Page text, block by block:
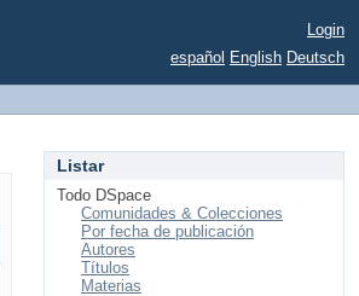
Login
español English Deutsch
Listar
Todo DSpace
Comunidades & Colecciones
Por fecha de publicación
Autores
Títulos
Materias